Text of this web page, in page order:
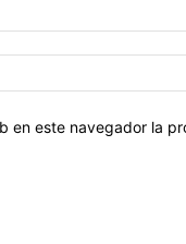
en este navegador la